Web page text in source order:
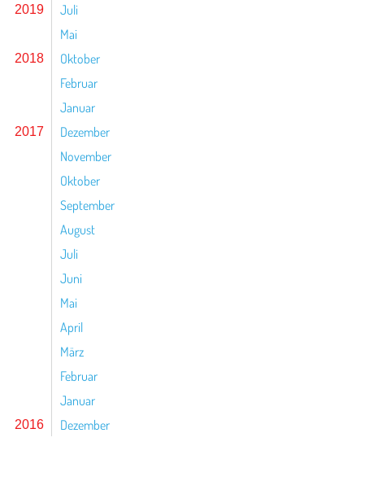
2019
Juli
Mai
2018
Oktober
Februar
Januar
2017
Dezember
November
Oktober
September
August
Juli
Juni
Mai
April
März
Februar
Januar
2016 Dezember